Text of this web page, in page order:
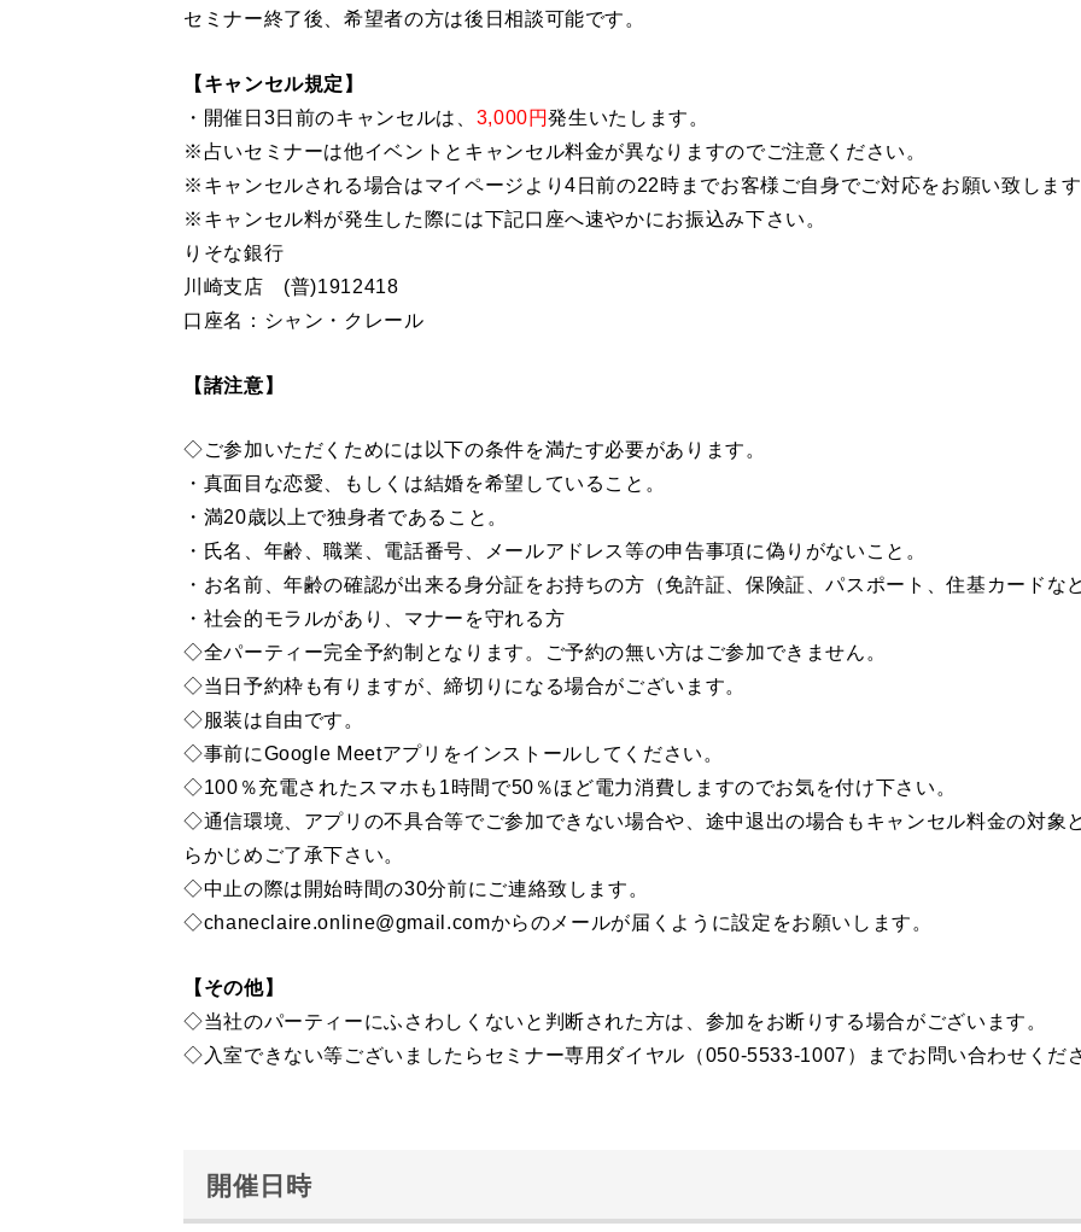
セミナー終了後、希望者の方は後日相談可能です。
【キャンセル規定】
・開催日3日前のキャンセルは、 3,000円発生いたします。
※占いセミナーは他イベントとキャンセル料金が異なりますのでご注意ください。
※キャンセルされる場合はマイページより4日前の22時までお客様ご自身でご対応をお願い致しま
※キャンセル料が発生した際には下記口座へ速やかにお振込み下さい。
りそな銀行
川崎支店 (普)1912418
口座名：シャン・クレール
【諸注意】
◇ご参加いただくためには以下の条件を満たす必要があります。
・真面目な恋愛、もしくは結婚を希望していること。
・満20歳以上で独身者であること。
・氏名、年齢、職業、電話番号、メールアドレス等の申告事項に偽りがないこと。
・お名前、年齢の確認が出来る身分証をお持ちの方（免許証、保険証、パスポート、住基カードな
・社会的モラルがあり、マナーを守れる方
◇全パーティー完全予約制となります。ご予約の無い方はご参加できません。
◇当日予約枠も有りますが、締切りになる場合がございます。
◇服装は自由です。
◇事前にGoogle Meetアプリをインストールしてください。
◇100％充電されたスマホも1時間で50％ほど電力消費しますのでお気を付け下さい。
◇通信環境、アプリの不具合等でご参加できない場合や、途中退出の場合もキャンセル料金の対象
らかじめご了承下さい。
◇中止の際は開始時間の30分前にご連絡致します。
◇chaneclaire.online@gmail.comからのメールが届くように設定をお願いします。
【その他】
◇当社のパーティーにふさわしくないと判断された方は、参加をお断りする場合がございます。
◇入室できない等ございましたらセミナー専用ダイヤル（050-5533-1007）までお問い合わせくだ
開催日時